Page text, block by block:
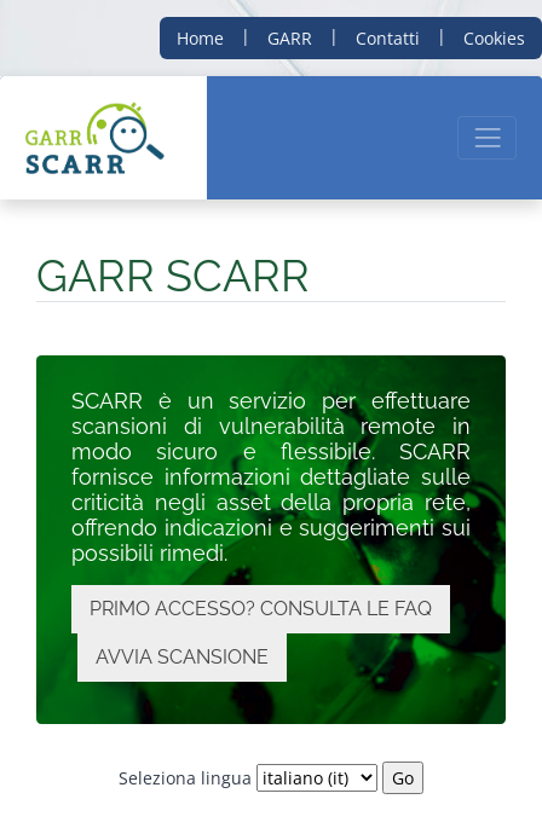
Home | GARR | Contatti | Cookies
GARR SCARR
SCARR è un servizio per effettuare
scansioni di vulnerabilità remote in
modo sicuro e flessibile. SCARR
fornisce informazioni dettagliate sulle
criticità negli asset della propria rete,
offrendo indicazioni e suggerimenti sui
possibili rimedi.
PRIMO ACCESSO? CONSULTA LE FAQ
AVVIA SCANSIONE
Seleziona lingua